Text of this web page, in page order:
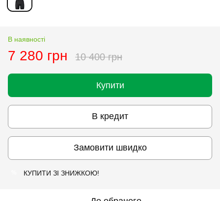
В наявності
7 280 грн 10 400 грн
Купити
В кредит
Замовити швидко
КУПИТИ ЗІ ЗНИЖКОЮ!